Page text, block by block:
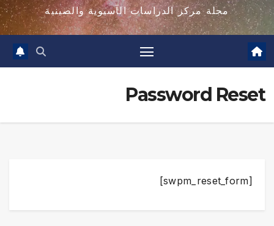
مجلة مركز الدراسات الآسيوية والصينية
Password Reset
[swpm_reset_form]